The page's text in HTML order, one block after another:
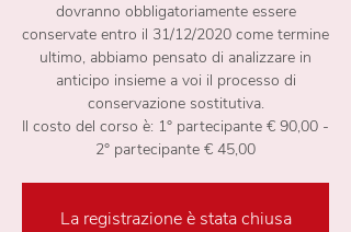
dovranno obbligatoriamente essere
conservate entro il 31/12/2020 come termine
ultimo, abbiamo pensato di analizzare in
anticipo insieme a voi il processo di
conservazione sostitutiva.
Il costo del corso è: 1° partecipante € 90,00 -
2° partecipante € 45,00
La registrazione è stata chiusa